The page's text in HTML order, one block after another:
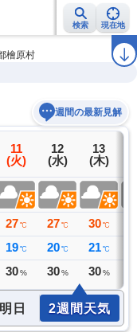
検索 現在地
・注意報 ラ
檜原村
週間の最新見解
11
(火)
27 ℃
19 ℃
30 %
12
(水)
27 ℃
20 ℃
30 %
13
(木)
30 ℃
21 ℃
30 %
日 2週間天気